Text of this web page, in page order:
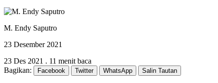
M. Endy Saputro
23 Desember 2021
23 Des 2021 . 11 menit baca
Bagikan:
Facebook Twitter WhatsApp Salin Tautan